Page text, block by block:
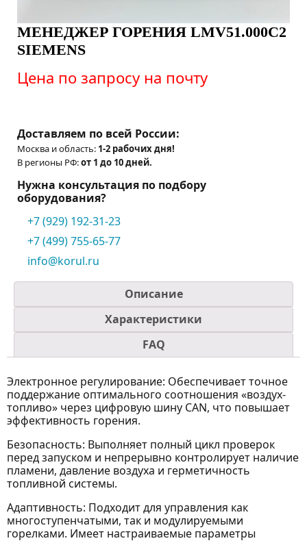
МЕНЕДЖЕР ГОРЕНИЯ LMV51.000C2
SIEMENS
Цена по запросу на почту
Доставляем по всей России:
Москва и область: 1-2 рабочих дня!
В регионы РФ:от 1 до 10 дней.
Нужна консультация по подбору
оборудования?
+7 (929) 192-31-23
+7 (499) 755-65-77
info@korul.ru
Описание
Характеристики
FAQ
Электронное регулирование: Обеспечивает точное
поддержание оптимального соотношения «воздух-
топливо» через цифровую шину CAN, что повышает
эффективность горения.
Безопасность: Выполняет полный цикл проверок
перед запуском и непрерывно контролирует наличие
пламени, давление воздуха и герметичность
топливной системы.
Адаптивность: Подходит для управления как
многоступенчатыми, так и модулируемыми
горелками. Имеет настраиваемые параметры